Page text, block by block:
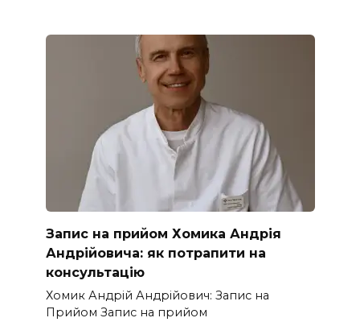
Запис на прийом Хомика Андрія
Андрійовича: як потрапити на
консультацію
Хомик Андрій Андрійович: Запис на
Прийом Запис на прийом